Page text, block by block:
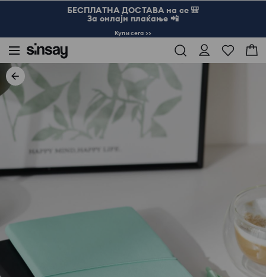
БЕСПЛАТНА ДОСТАВА на се 🎒
За онлајн плаќање 📲
Купи сега >>